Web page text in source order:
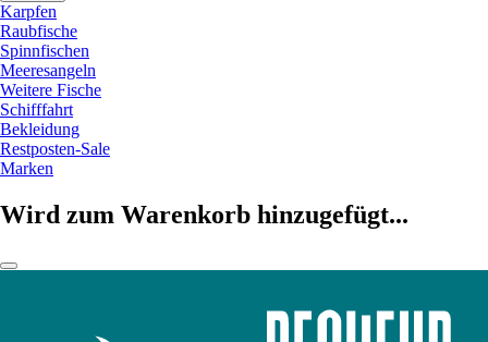
Karpfen
Raubfische
Spinnfischen
Meeresangeln
Weitere Fische
Schifffahrt
Bekleidung
Restposten-Sale
Marken
Wird zum Warenkorb hinzugefügt...